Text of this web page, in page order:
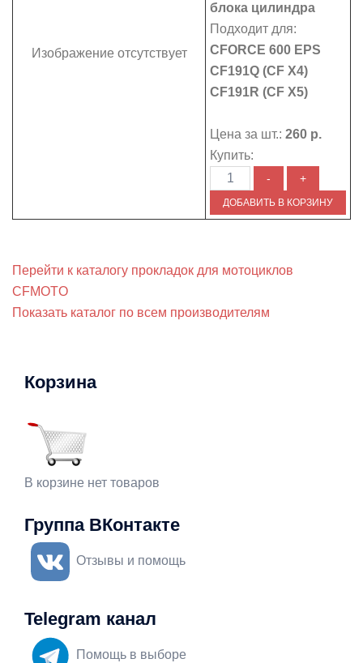
Изображение отсутствует
блока цилиндра
Подходит для:
CFORCE 600 EPS
CF191Q (CF X4)
CF191R (CF X5)
Цена за шт.: 260 р.
Купить:
Перейти к каталогу прокладок для мотоциклов
CFMOTO
Показать каталог по всем производителям
Корзина
В корзине нет товаров
Группа ВКонтакте
Отзывы и помощь
Telegram канал
Помощь в выборе